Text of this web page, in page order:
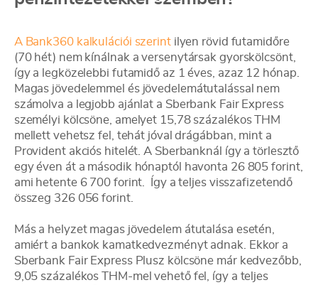
A Bank360 kalkulációi szerintilyen rövid futamidőre
(70 hét) nem kínálnak a versenytársak gyorskölcsönt,
így a legközelebbi futamidő az 1 éves, azaz 12 hónap.
Magas jövedelemmel és jövedelemátutalással nem
számolva a legjobb ajánlat a Sberbank Fair Express
személyi kölcsöne, amelyet 15,78 százalékos THM
mellett vehetsz fel, tehát jóval drágábban, mint a
Provident akciós hitelét. A Sberbanknál így a törlesztő
egy éven át a második hónaptól havonta 26 805 forint,
ami hetente 6 700 forint. Így a teljes visszafizetendő
összeg 326 056 forint.
Más a helyzet magas jövedelem átutalása esetén,
amiért a bankok kamatkedvezményt adnak. Ekkor a
Sberbank Fair Express Plusz kölcsöne már kedvezőbb,
9,05 százalékos THM-mel vehető fel, így a teljes